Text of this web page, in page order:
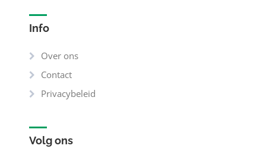
Info
Over ons
Contact
Privacybeleid
Volg ons